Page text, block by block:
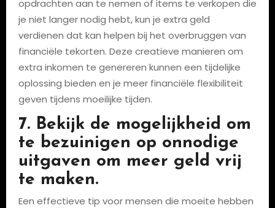
opdrachten aan te nemen of items te verkopen die
je niet langer nodig hebt, kun je extra geld
verdienen dat kan helpen bij het overbruggen van
financiële tekorten. Deze creatieve manieren om
extra inkomen te genereren kunnen een tijdelijke
oplossing bieden en je meer financiële flexibiliteit
geven tijdens moeilijke tijden.
7. Bekijk de mogelijkheid om
te bezuinigen op onnodige
uitgaven om meer geld vrij
te maken.
Een effectieve tip voor mensen die moeite hebben